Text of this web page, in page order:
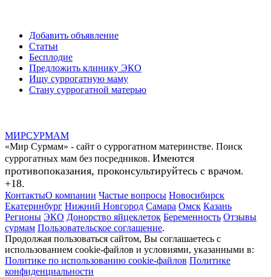
Добавить объявление
Статьи
Бесплодие
Предложить клинику ЭКО
Ищу суррогатную маму
Стану суррогатной матерью
МИРСУРМАМ
«Мир Сурмам» - сайт о суррогатном материнстве. Поиск
суррогатных мам без посредников. Имеются
противопоказания, проконсультируйтесь с врачом.
+18.
КонтактыО компании Частые вопросы Новосибирск
Екатеринбург Нижний Новгород Самара Омск Казань
Регионы ЭКО Донорство яйцеклеток Беременность Отзывы
сурмам Пользовательское соглашение.
Продолжая пользоваться сайтом, Вы соглашаетесь с
использованием cookie-файлов и условиями, указанными в:
Политике по использованию cookie-файлов Политике
конфиденциальности